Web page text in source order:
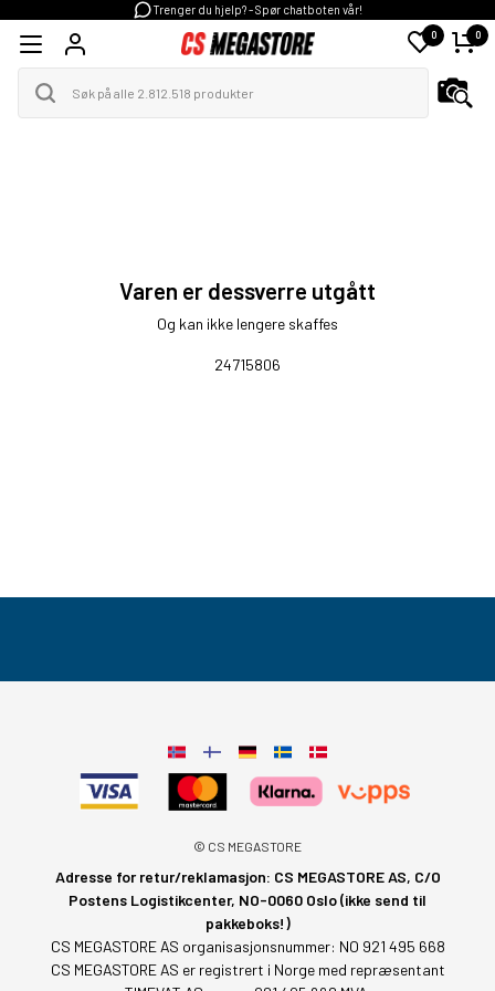
Trenger du hjelp? - Spør chatboten vår!
0 0
Varen er dessverre utgått
Og kan ikke lengere skaffes
24715806
© CS MEGASTORE
Adresse for retur/reklamasjon: CS MEGASTORE AS, C/O
Postens Logistikcenter, NO-0060 Oslo (ikke send til
pakkeboks!)
CS MEGASTORE AS organisasjonsnummer: NO 921 495 668
CS MEGASTORE AS er registrert i Norge med repræsentant